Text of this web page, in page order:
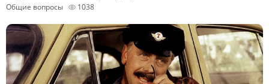
Общие вопросы 1038